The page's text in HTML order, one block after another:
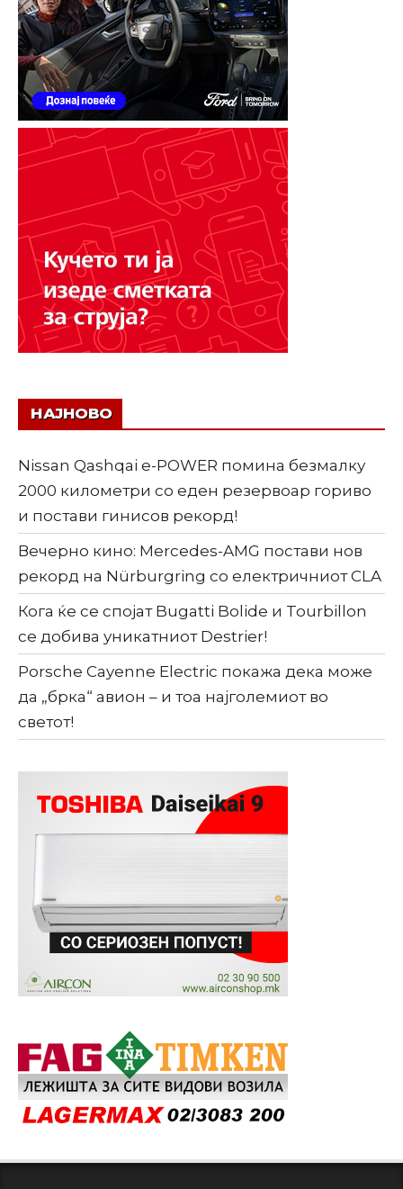
НАЈНОВО
Nissan Qashqai e-POWER помина безмалку
2000 километри со еден резервоар гориво
и постави гинисов рекорд!
Вечерно кино: Mercedes-AMG постави нов
рекорд на Nürburgring со електричниот CLA
Кога ќе се спојат Bugatti Bolide и Tourbillon
се добива уникатниот Destrier!
Porsche Cayenne Electric покажа дека може
да „брка“ авион – и тоа најголемиот во
светот!